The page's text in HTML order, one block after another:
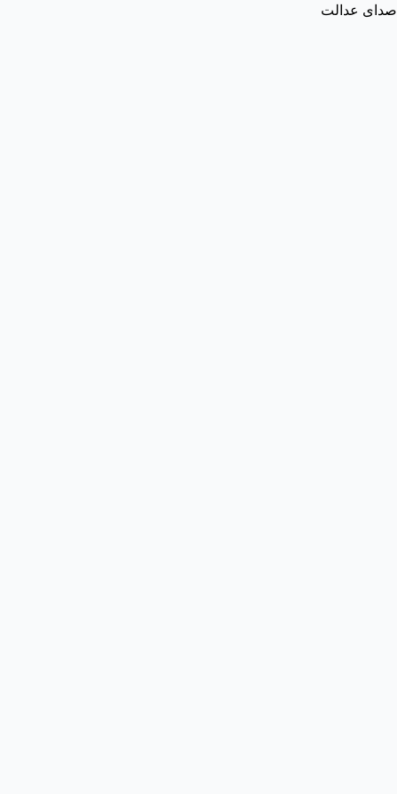
صدای عدالت